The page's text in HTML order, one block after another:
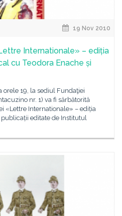
19 Nov 2010
Internationale» – ediția
cu Teodora Enache și
orele 19, la sediul Fundaţiei
nr. 1) va fi sărbătorită
«Lettre Internationale» – ediția
editate de Institutul